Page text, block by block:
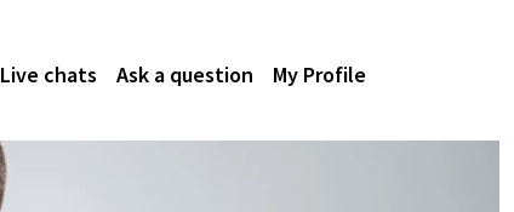
Live chats Ask a question My Profile